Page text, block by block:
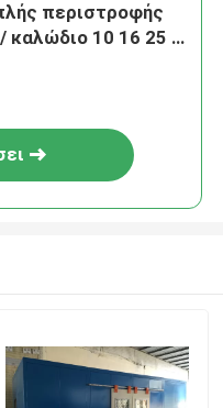
περιστροφής
καλώδιο 10 16 25 4